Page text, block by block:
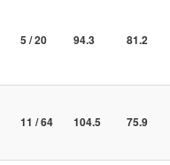
5 / 20 94.3 81.2
11 / 64 104.5 75.9